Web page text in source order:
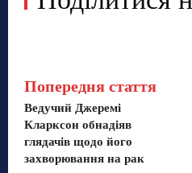
Попередня стаття
Ведучий Джеремі
Кларксон обнадіяв
глядачів щодо його
захворювання на рак